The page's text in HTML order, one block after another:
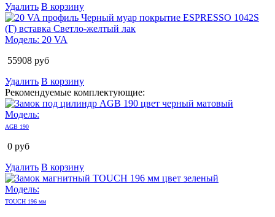
Удалить В корзину
Модель: 20 VA
55908 руб
Удалить В корзину
Рекомендуемые комплектующие:
Модель:
AGB 190
0 руб
Удалить В корзину
Модель:
TOUCH 196 мм